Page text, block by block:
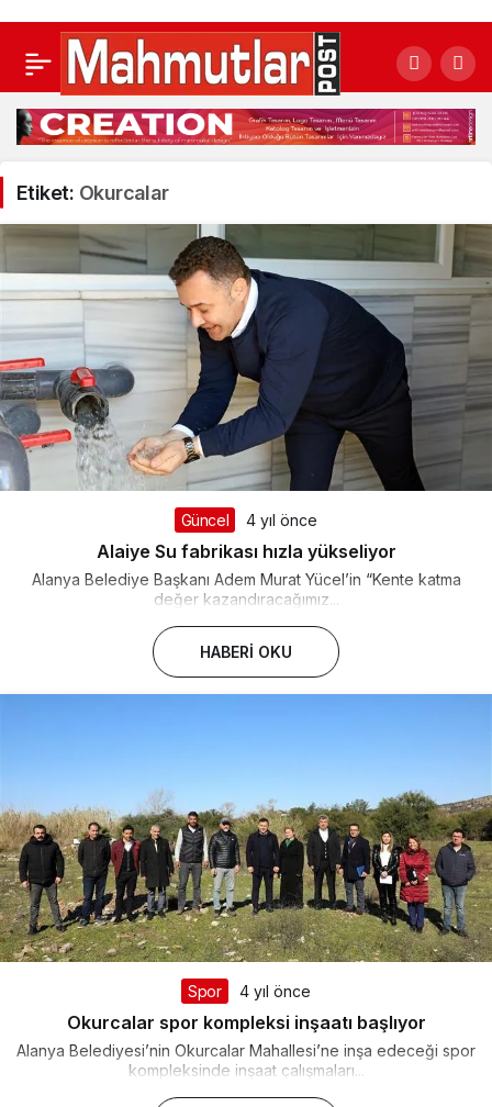
Etiket: Okurcalar
Güncel 4 yıl önce
Alaiye Su fabrikası hızla yükseliyor
Alanya Belediye Başkanı Adem Murat Yücel’in “Kente katma
değer kazandıracağımız...
HABERI OKU
Spor 4 yıl önce
Okurcalar spor kompleksi inşaatı başlıyor
Alanya Belediyesi’nin Okurcalar Mahallesi’ne inşa edeceği spor
kompleksinde inşaat çalışmaları...